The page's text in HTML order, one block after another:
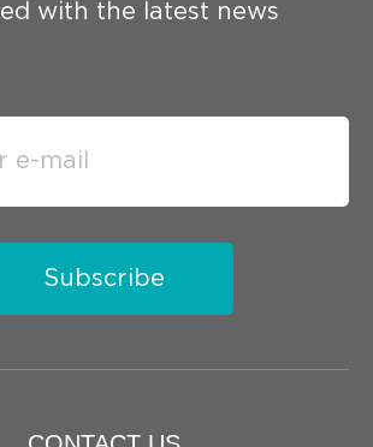
with the latest news
Subscribe